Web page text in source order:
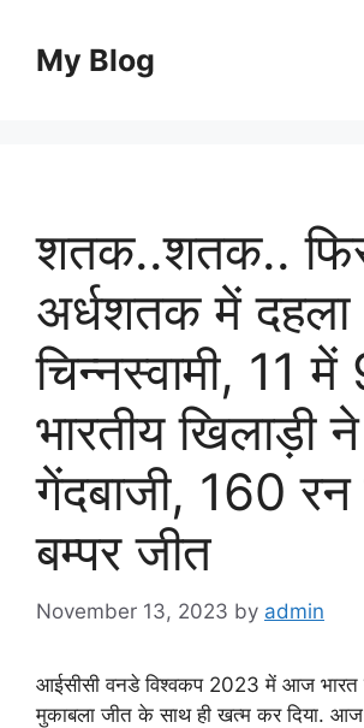
contentMy Blog
शतक..शतक..
अर्धशतक में दहला
चिन्नस्वामी, 11 में
भारतीय खिलाड़ी
गेंदबाजी, 160 रन
बम्पर जीत
November 13, 2023 by admin
आईसीसी वनडे विश्वकप 2023 में आज भारत
मुकाबला जीत के साथ ही खत्म कर दिया.